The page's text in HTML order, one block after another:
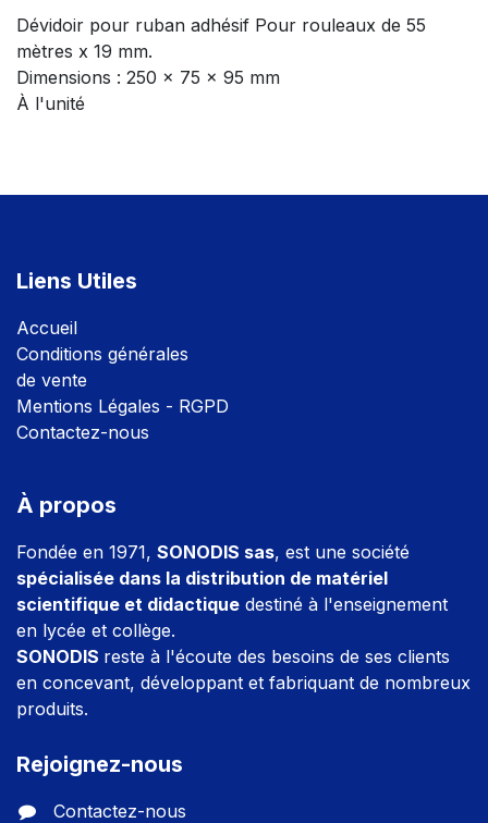
Dévidoir pour ruban adhésif Pour rouleaux de 55
mètres x 19 mm.
Dimensions : 250 x 75 x 95 mm
À l'unité
Liens Utiles
Accueil
Conditions générales
de vente
Mentions Légales - RGPD
Contactez-nous
À propos
Fondée en 1971, SONODIS sas, est une société
spécialisée dans la distribution de matériel
scientifique et didactique destiné à l'enseignement
en lycée et collège.
SONODIS reste à l'écoute des besoins de ses clients
en concevant, développant et fabriquant de nombreux
produits.
Rejoignez-nous
Contactez-nous